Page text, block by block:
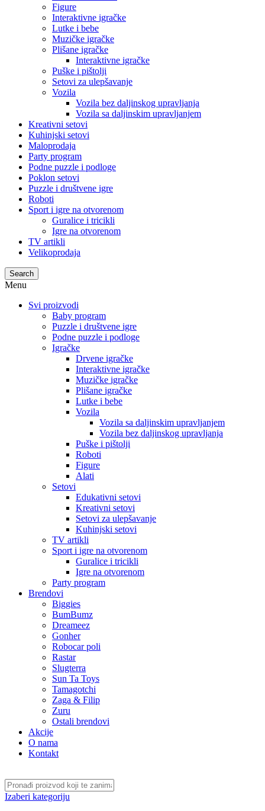
Figure
Interaktivne igračke
Lutke i bebe
Muzičke igračke
Plišane igračke
Interaktivne igračke
Puške i pištolji
Setovi za ulepšavanje
Vozila
Vozila bez daljinskog upravljanja
Vozila sa daljinskim upravljanjem
Kreativni setovi
Kuhinjski setovi
Maloprodaja
Party program
Podne puzzle i podloge
Poklon setovi
Puzzle i društvene igre
Roboti
Sport i igre na otvorenom
Guralice i tricikli
Igre na otvorenom
TV artikli
Velikoprodaja
Search
Menu
Svi proizvodi
Baby program
Puzzle i društvene igre
Podne puzzle i podloge
Igračke
Drvene igračke
Interaktivne igračke
Muzičke igračke
Plišane igračke
Lutke i bebe
Vozila
Vozila sa daljinskim upravljanjem
Vozila bez daljinskog upravljanja
Puške i pištolji
Roboti
Figure
Alati
Setovi
Edukativni setovi
Kreativni setovi
Setovi za ulepšavanje
Kuhinjski setovi
TV artikli
Sport i igre na otvorenom
Guralice i tricikli
Igre na otvorenom
Party program
Brendovi
Biggies
BumBumz
Dreameez
Gonher
Robocar poli
Rastar
Slugterra
Sun Ta Toys
Tamagotchi
Zaga & Filip
Zuru
Ostali brendovi
Akcije
O nama
Kontakt
Izaberi kategoriju